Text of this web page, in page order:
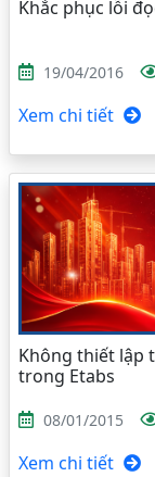
Khắc phục lỗi
19/04/2016
Xem chi tiết
Không thiết lập
trong Etabs
08/01/2015
Xem chi tiết